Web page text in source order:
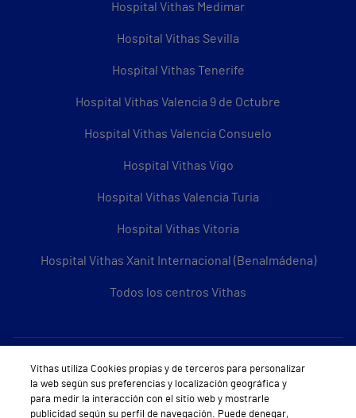
Hospital Vithas Medimar
Hospital Vithas Sevilla
Hospital Vithas Tenerife
Hospital Vithas Valencia 9 de Octubre
Hospital Vithas Valencia Consuelo
Hospital Vithas Vigo
Hospital Vithas Valencia Turia
Hospital Vithas Vitoria
Hospital Vithas Xanit Internacional (Benalmádena)
Todos los centros Vithas
Sobre Vithas
Quiénes somos
Vithas utiliza Cookies propias y de terceros para personalizar
la web según sus preferencias y localización geográfica y
para medir la interacción con el sitio web y mostrarle
publicidad según su perfil de navegación. Puede denegar,